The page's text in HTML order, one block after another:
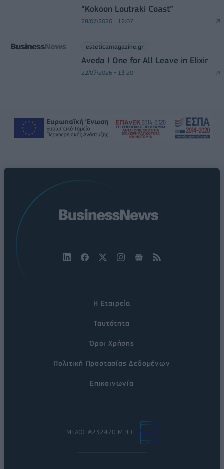
“Kokoon Loutraki Coast”
28/07/2026 - 12:07
esteticamagazine.gr
Aveda I One for All Leave in Elixir
22/07/2026 - 13:20
Η Εταιρεία
Ταυτότητα
Όροι Χρήσης
Πολιτική Προστασίας Δεδομένων
Επικοινωνία
ΜΕΛΟΣ #232470 Μ.Η.Τ.